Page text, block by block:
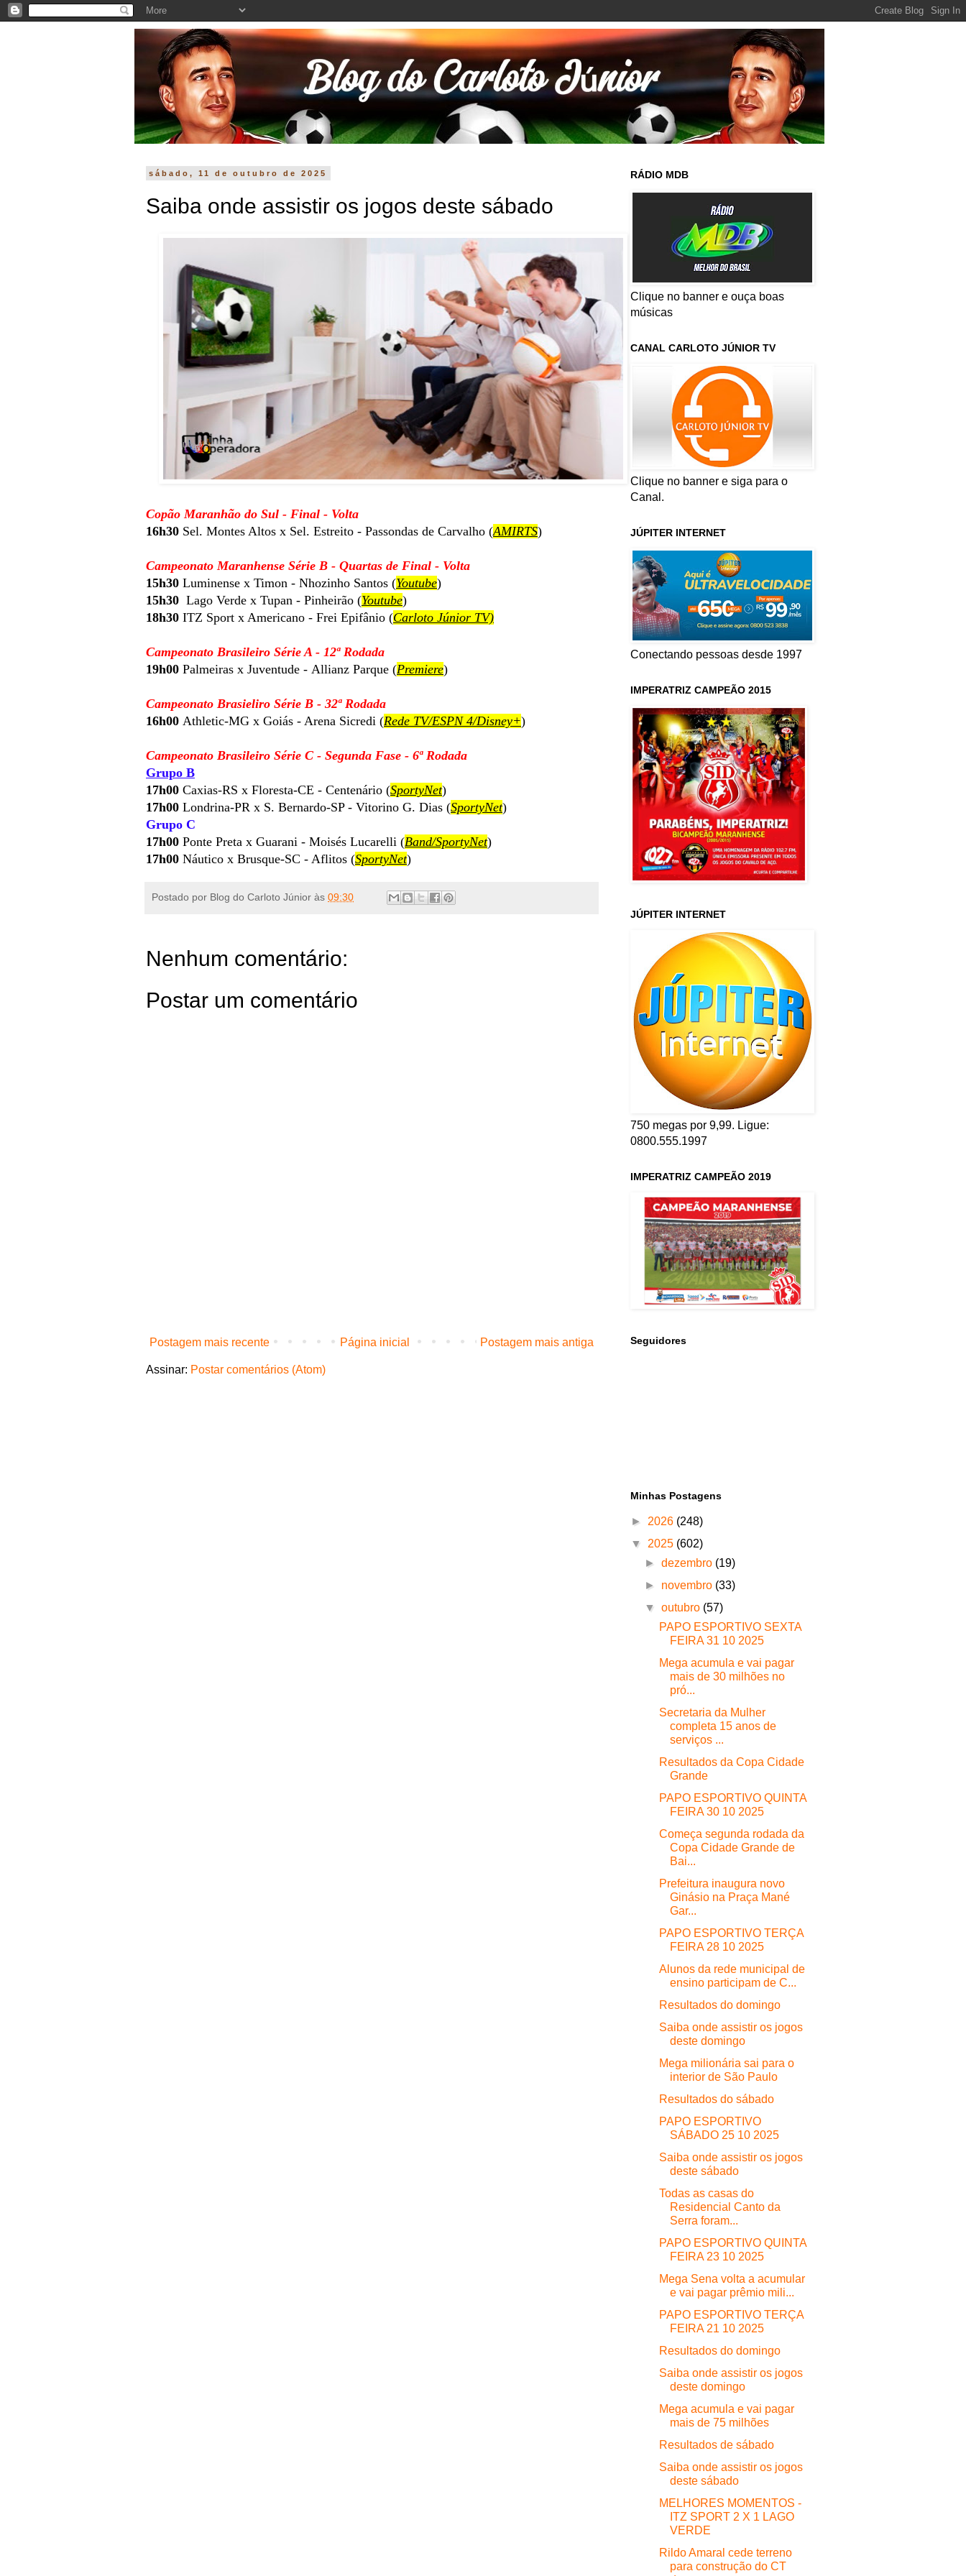
sábado, 11 de outubro de 2025
Saiba onde assistir os jogos deste sábado
Copão Maranhão do Sul - Final - Volta
16h30 Sel. Montes Altos x Sel. Estreito - Passondas de Carvalho (AMIRTS)
Campeonato Maranhense Série B - Quartas de Final - Volta
15h30 Luminense x Timon - Nhozinho Santos (Youtube)
15h30 Lago Verde x Tupan - Pinheirão (Youtube)
18h30 ITZ Sport x Americano - Frei Epifânio (Carloto Júnior TV)
Campeonato Brasileiro Série A - 12ª Rodada
19h00 Palmeiras x Juventude - Allianz Parque (Premiere)
Campeonato Brasieliro Série B - 32ª Rodada
16h00 Athletic-MG x Goiás - Arena Sicredi (Rede TV/ESPN 4/Disney+)
Campeonato Brasileiro Série C - Segunda Fase - 6ª Rodada
Grupo B
17h00 Caxias-RS x Floresta-CE - Centenário (SportyNet)
17h00 Londrina-PR x S. Bernardo-SP - Vitorino G. Dias (SportyNet)
Grupo C
17h00 Ponte Preta x Guarani - Moisés Lucarelli (Band/SportyNet)
17h00 Náutico x Brusque-SC - Aflitos (SportyNet)
Postado por Blog do Carloto Júnior às 09:30
Nenhum comentário:
Postar um comentário
Postagem mais recente Postagem mais antiga
Página inicial
Assinar: Postar comentários (Atom)
RÁDIO MDB
Clique no banner e ouça boas
músicas
CANAL CARLOTO JÚNIOR TV
Clique no banner e siga para o
Canal.
JÚPITER INTERNET
Conectando pessoas desde 1997
IMPERATRIZ CAMPEÃO 2015
JÚPITER INTERNET
750 megas por 9,99. Ligue:
0800.555.1997
IMPERATRIZ CAMPEÃO 2019
Seguidores
Minhas Postagens
► 2026 (248)
▼ 2025 (602)
►dezembro (19)
► novembro (33)
▼outubro (57)
PAPO ESPORTIVO SEXTA
FEIRA 31 10 2025
Mega acumula e vai pagar
mais de 30 milhões no
pró...
Secretaria da Mulher
completa 15 anos de
serviços ...
Resultados da Copa Cidade
Grande
PAPO ESPORTIVO QUINTA
FEIRA 30 10 2025
Começa segunda rodada da
Copa Cidade Grande de
Bai...
Prefeitura inaugura novo
Ginásio na Praça Mané
Gar...
PAPO ESPORTIVO TERÇA
FEIRA 28 10 2025
Alunos da rede municipal de
ensino participam de C...
Resultados do domingo
Saiba onde assistir os jogos
deste domingo
Mega milionária sai para o
interior de São Paulo
Resultados do sábado
PAPO ESPORTIVO
SÁBADO 25 10 2025
Saiba onde assistir os jogos
deste sábado
Todas as casas do
Residencial Canto da
Serra foram...
PAPO ESPORTIVO QUINTA
FEIRA 23 10 2025
Mega Sena volta a acumular
e vai pagar prêmio mili...
PAPO ESPORTIVO TERÇA
FEIRA 21 10 2025
Resultados do domingo
Saiba onde assistir os jogos
deste domingo
Mega acumula e vai pagar
mais de 75 milhões
Resultados de sábado
Saiba onde assistir os jogos
deste sábado
MELHORES MOMENTOS -
ITZ SPORT 2 X 1 LAGO
VERDE
Rildo Amaral cede terreno
para construção do CT